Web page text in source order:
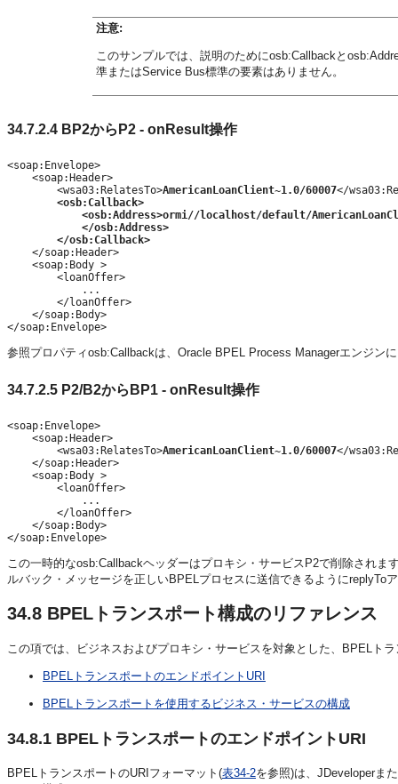
注意:
このサンプルでは、説明のためにosb:Callbackと
準またはService Bus標準の要素はありません。
34.7.2.4 BP2からP2 - onResult操作
<soap:Envelope>
    <soap:Header>
        <wsa03:RelatesTo>
AmericanLoanClient~1.0/60007</
<osb:Callback>
<osb:Address>ormi//localhost/default/
</osb:Address>
</osb:Callback>
    </soap:Header>
    <soap:Body >
        <loanOffer>
            ...
        </loanOffer>
    </soap:Body>
参照プロパティosb:Callbackは、Oracle BPEL Process Managerエンジン
34.7.2.5 P2/B2からBP1 - onResult操作
<soap:Envelope>
    <soap:Header>
        <wsa03:RelatesTo>
AmericanLoanClient~1.0/60007</
    </soap:Header>
    <soap:Body >
        <loanOffer>
            ...
        </loanOffer>
    </soap:Body>
</soap:Envelope>
この一時的なosb:Callbackヘッダーはプロキシ・サービスP2で削除され
ルバック・メッセージを正しいBPELプロセスに送信できるようにreplyTo
34.8 BPELトランスポート構成のリファレンス
この項では、ビジネスおよびプロキシ・サービスを対象とした、BPELト
BPELトランスポートのエンドポイントURI
BPELトランスポートを使用するビジネス・サービスの構成
34.8.1 BPELトランスポートのエンドポイントURI
BPELトランスポートのURIフォーマット(表34-2を参照)は、JDeveloperま